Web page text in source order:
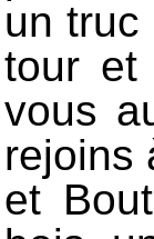
un
tour et
vous
rejoins
et